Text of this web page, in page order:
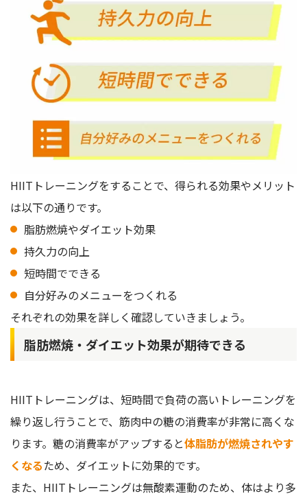
HIITトレーニングをすることで、得られる効果やメリット
は以下の通りです。
脂肪燃焼やダイエット効果
持久力の向上
短時間でできる
自分好みのメニューをつくれる
それぞれの効果を詳しく確認していきましょう。
脂肪燃焼・ダイエット効果が期待できる
HIITトレーニングは、短時間で負荷の高いトレーニングを
繰り返し行うことで、筋肉中の糖の消費率が非常に高くな
ります。糖の消費率がアップすると体脂肪が燃焼されやす
くなるため、ダイエットに効果的です。
また、HIITトレーニングは無酸素運動のため、体はより多